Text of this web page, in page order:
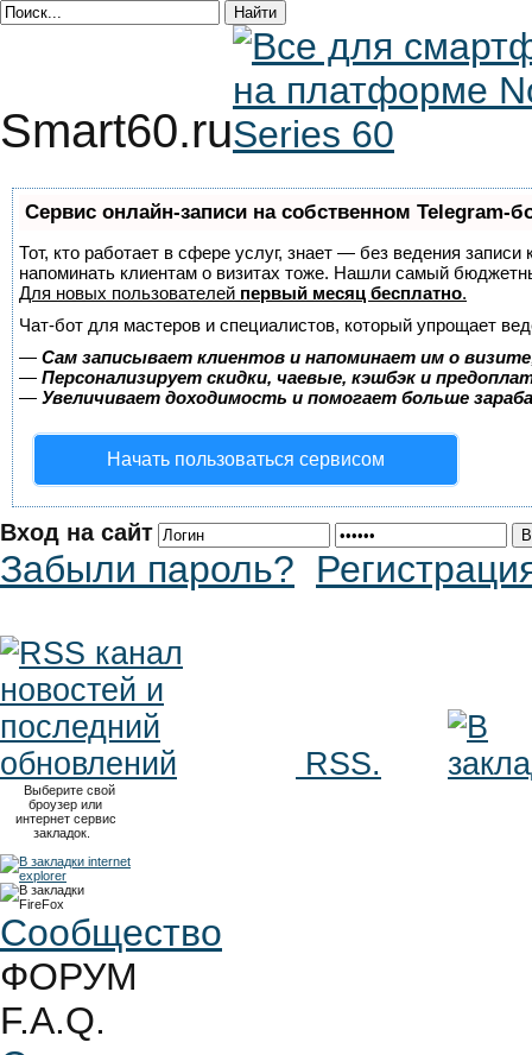
Smart60.ru
Сервис онлайн-записи на собственном Telegram-
Тот, кто работает в сфере услуг, знает — без ведения
напоминать клиентам о визитах тоже. Нашли самый
Для новых пользователей первый месяц бесплатно.
Чат-бот для мастеров и специалистов, который упрощает
— Сам записывает клиентов и напоминает им о
— Персонализирует скидки, чаевые, кэшбэк и
— Увеличивает доходимость и помогает больше
Начать пользоваться сервисом
Вход на сайт
Забыли пароль?
RSS.
Выберите свой
броузер или
интернет сервис
закладок.
Сообщество
ФОРУМ
F.A.Q.